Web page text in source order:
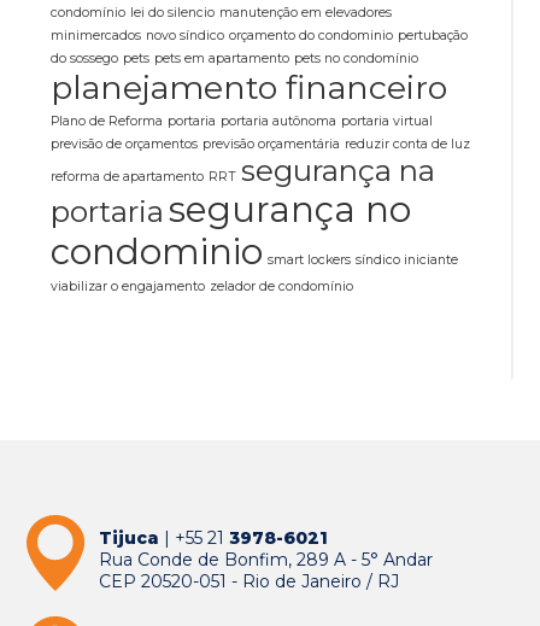
condomínio lei do silencio manutenção em elevadores
minimercados novo síndico orçamento do condominio pertubação
do sossego pets pets em apartamento pets no condomínio
planejamento financeiro
Plano de Reforma portaria portaria autônoma portaria virtual
previsão de orçamentos previsão orçamentária reduzir conta de luz
reforma de apartamento RRT segurança na
portaria segurança no
condominio smart lockers síndico iniciante
viabilizar o engajamento zelador de condomínio
Tijuca | +55 213978-6021
Rua Conde de Bonfim, 289 A - 5° Andar
CEP 20520-051 - Rio de Janeiro / RJ